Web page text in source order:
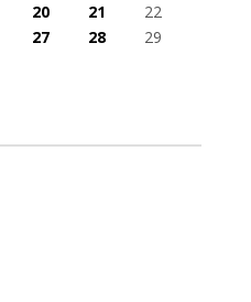
20 21
22
27 28
29